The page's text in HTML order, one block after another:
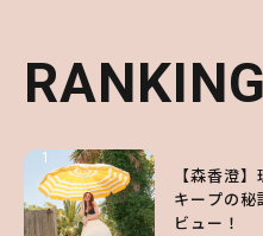
RANKING
1
【森香澄
キープの
ビュー！
RANKING
1
【ハロー
第1弾の気
チェック！
RANKING
1
【SNIDEL
ッドな秋